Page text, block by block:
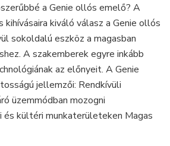
ollós
emelő:
Professzionális
megoldás
magassági
munkavégzéshez
a Genie ollós emelő? A
kihívásaira kiváló válasz a Genie ollós
sokoldalú eszköz a magasban
A szakemberek egyre inkább
az előnyeit. A Genie
jellemzői: Rendkívüli
üzemmódban mozogni
kültéri munkaterületeken Magas